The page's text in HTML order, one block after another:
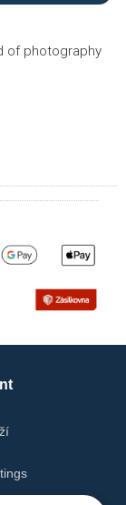
of photography